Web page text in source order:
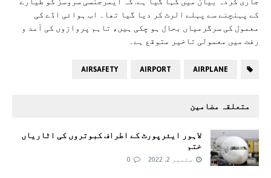
کے پہنچنے سے پہلے الرٹ کر دیا گیا تھا۔ اب ہوائی اڈے کی
معمول کی سرگرمیاں بحال ہو چکی ہیں، تاہم پروازوں کی آمد و
رفت میں معمولی تاخیر متوقع ہے۔
AIRPLANE
AIRPORT
AIRSAFETY
متعلقہ مضامین
لاہور ایئرپورٹ کے اطراف کبوتروں کی اٹاریاں
ختم
ستمبر 2, 2022 0